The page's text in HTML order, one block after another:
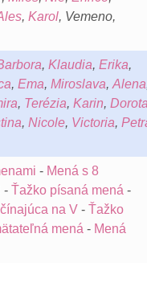
, Karol, Vemeno,
, Klaudia, Erika,
, Ema, Miroslava, Alena
, Terézia, Karin, Dorota
, Nicole, Victoria,
- Mená s 8
- Ťažko písaná mená -
na V- Ťažko
mená - Mená